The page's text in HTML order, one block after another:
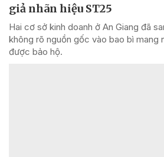
giả nhãn hiệu ST25
Hai cơ sở kinh doanh ở An Giang đã
không rõ nguồn gốc vào bao bì mang
được bảo hộ.